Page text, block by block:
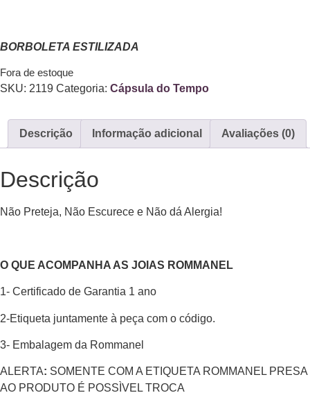
BORBOLETA ESTILIZADA
Fora de estoque
SKU: 2119 Categoria: Cápsula do Tempo
Descrição Informação adicional Avaliações (0)
Descrição
Não Preteja, Não Escurece e Não dá Alergia!
O QUE ACOMPANHA AS JOIAS ROMMANEL
1- Certificado de Garantia 1 ano
2-Etiqueta juntamente à peça com o código.
3- Embalagem da Rommanel
ALERTA: SOMENTE COM A ETIQUETA ROMMANEL PRESA
AO PRODUTO É POSSÌVEL TROCA